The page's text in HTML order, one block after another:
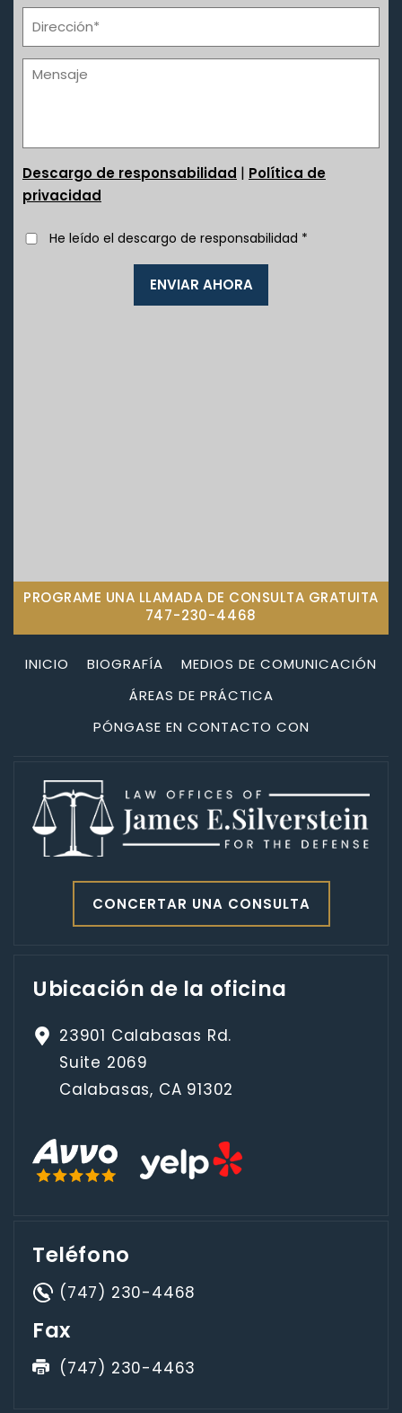
Descargo de responsabilidad | Política de
privacidad
He leído el descargo de responsabilidad *
PROGRAME UNA LLAMADA DE CONSULTA GRATUITA
747-230-4468
INICIO BIOGRAFÍA
MEDIOS DE COMUNICACIÓN
ÁREAS DE PRÁCTICA
PÓNGASE EN CONTACTO CON
CONCERTAR UNA CONSULTA
Ubicación de la oficina
23901 Calabasas Rd.
Suite 2069
Calabasas, CA 91302
Teléfono
(747) 230-4468
Fax
(747) 230-4463